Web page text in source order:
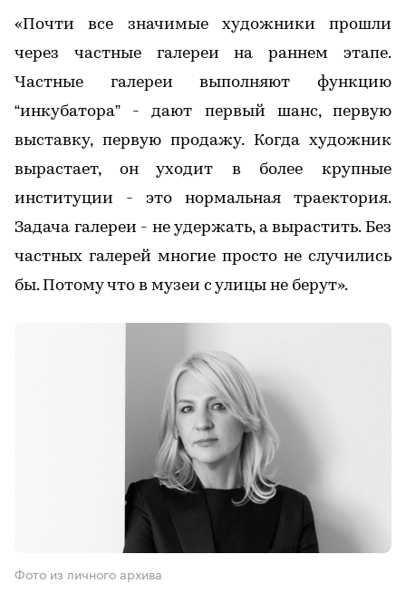
«Почти все значимые художники прошли
через частные галереи на раннем этапе.
Частные галереи выполняют функцию
“инкубатора” - дают первый шанс, первую
выставку, первую продажу. Когда художник
вырастает, он уходит в более крупные
институции - это нормальная траектория.
Задача галереи - не удержать, а вырастить. Без
частных галерей многие просто не случились
бы. Потому что в музеи с улицы не берут».
Фото из личного архива